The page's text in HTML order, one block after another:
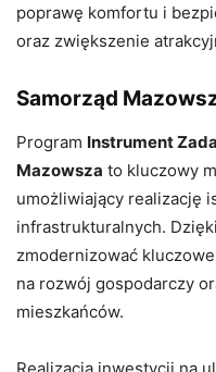
poprawę komfortu i
oraz zwiększenie
Samorząd
Program Instrument
Mazowsza to kluczowy
umożliwiający realizację
infrastrukturalnych.
zmodernizować
na rozwój gospodarczy
mieszkańców.
Realizacja inwestycji na